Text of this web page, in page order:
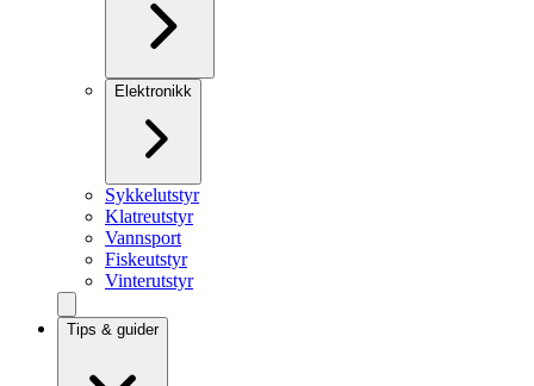
Elektronikk
Sykkelutstyr
Klatreutstyr
Vannsport
Fiskeutstyr
Vinterutstyr
Tips & guider